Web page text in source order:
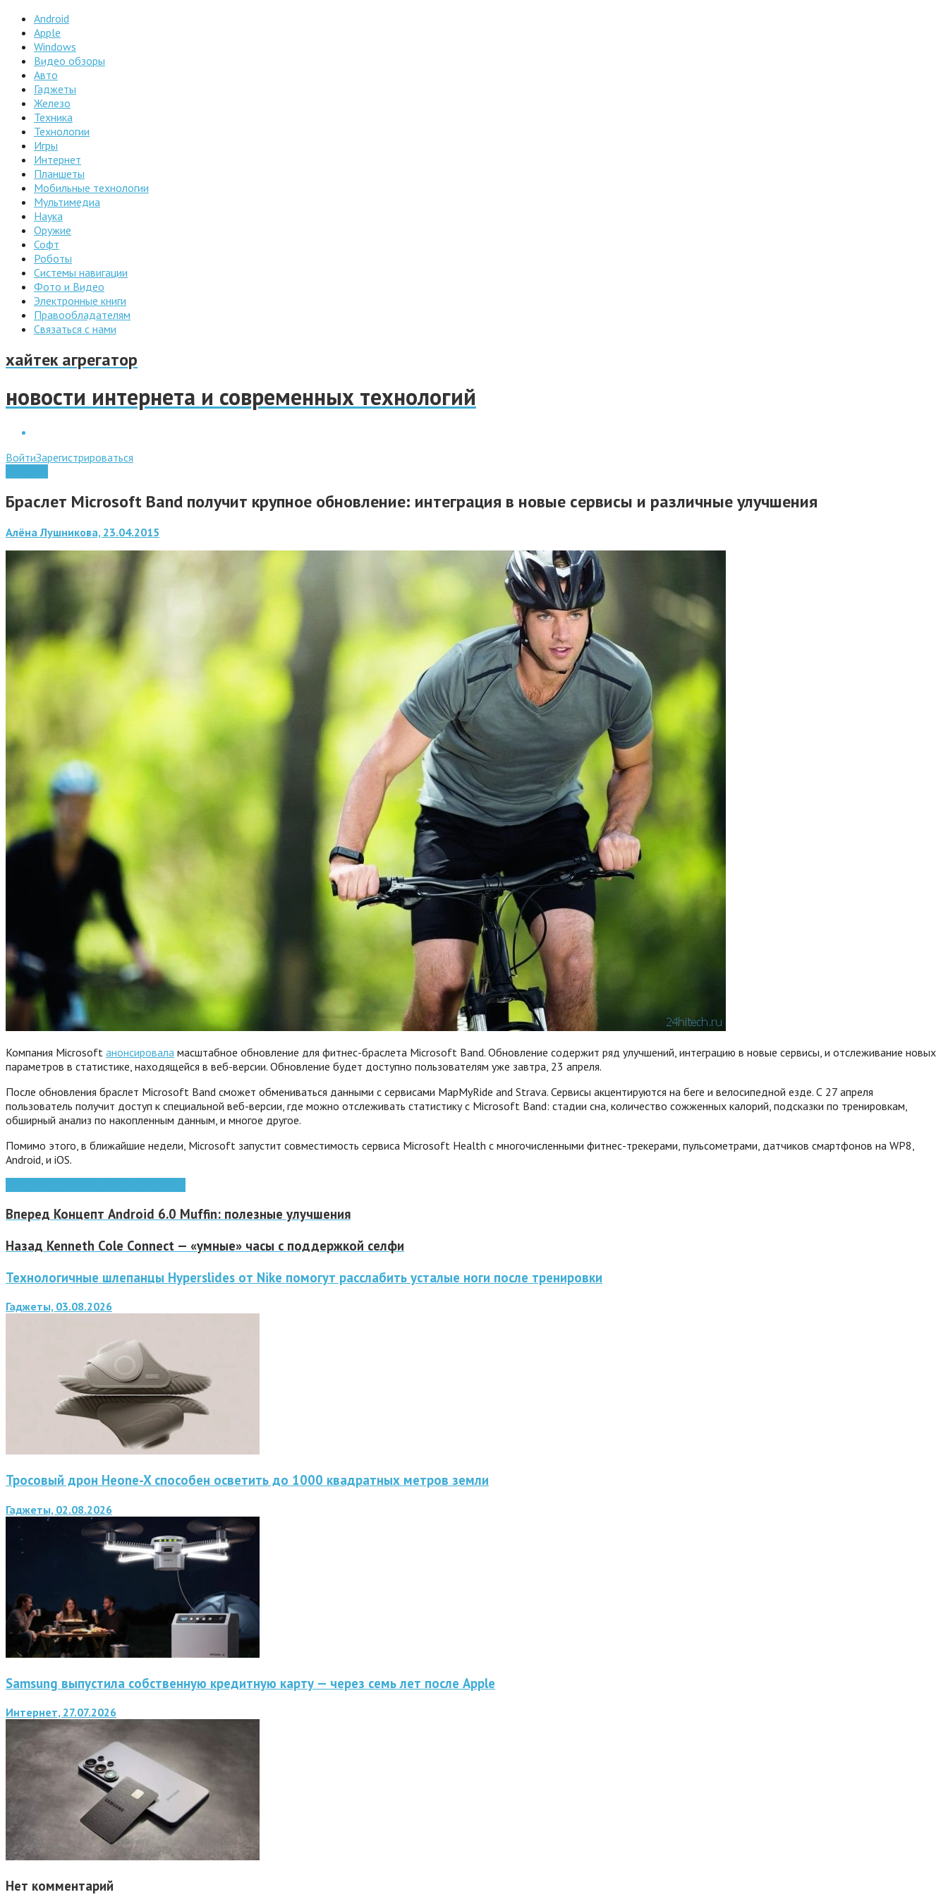
Android
Apple
Windows
Видео обзоры
Авто
Гаджеты
Железо
Техника
Технологии
Игры
Интернет
Планшеты
Мобильные технологии
Мультимедиа
Наука
Оружие
Софт
Роботы
Системы навигации
Фото и Видео
Электронные книги
Правообладателям
Связаться с нами
хайтек агрегатор
новости интернета и современных технологий
ВойтиЗарегистрироваться
Браслет Microsoft Band получит крупное обновление: интеграция в новые сервисы и различные улучшения
Алёна Лушникова, 23.04.2015
Компания Microsoft анонсировала масштабное обновление для фитнес-браслета Microsoft Band. Обновление содержит ряд улучшений, интеграцию в новые сервисы, и отслеживание новых
параметров в статистике, находящейся в веб-версии. Обновление будет доступно пользователям уже завтра, 23 апреля.
После обновления браслет Microsoft Band сможет обмениваться данными с сервисами MapMyRide and Strava. Сервисы акцентируются на беге и велосипедной езде. С 27 апреля
пользователь получит доступ к специальной веб-версии, где можно отслеживать статистику с Microsoft Band: стадии сна, количество сожженных калорий, подсказки по тренировкам,
обширный анализ по накопленным данным, и многое другое.
Помимо этого, в ближайшие недели, Microsoft запустит совместимость сервиса Microsoft Health с многочисленными фитнес-трекерами, пульсометрами, датчиков смартфонов на WP8,
Android, и iOS.
Вперед Концепт Android 6.0 Muffin: полезные улучшения
Назад Kenneth Cole Connect — «умные» часы с поддержкой селфи
Технологичные шлепанцы Hyperslides от Nike помогут расслабить усталые ноги после тренировки
Гаджеты, 03.08.2026
Тросовый дрон Heone-X способен осветить до 1000 квадратных метров земли
Гаджеты, 02.08.2026
Samsung выпустила собственную кредитную карту — через семь лет после Apple
Интернет, 27.07.2026
Нет комментарий